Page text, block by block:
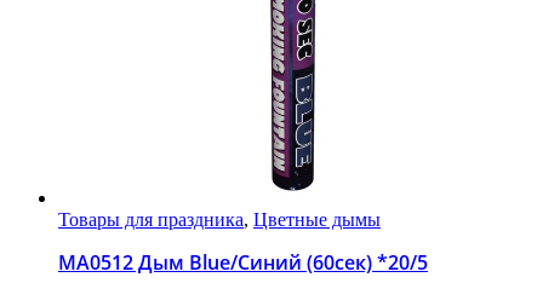
Товары для праздника, Цветные дымы
МА0512 Дым Blue/Синий (60сек) *20/5